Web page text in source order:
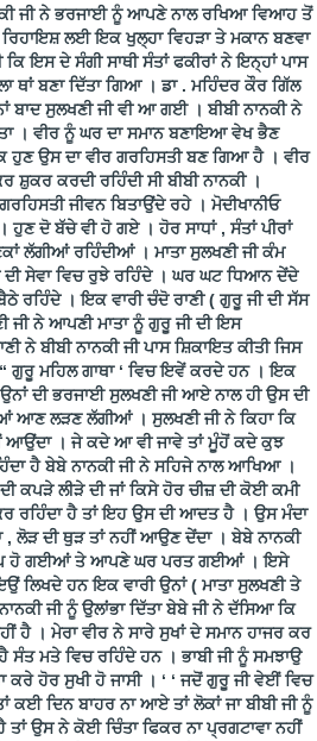
ਜੀ ਨੇ ਭਰਜਾਈ ਨੂੰ ਆਪਣੇ ਨਾਲ ਰਖਿਆ ਵਿਆਹ ਤੋਂ
ਰਿਹਾਇਸ਼ ਲਈ ਇਕ ਖੁਲ੍ਹਾ ਵਿਹੜਾ ਤੇ ਮਕਾਨ ਬਣਵਾ
ਕਿ ਇਸ ਦੇ ਸੰਗੀ ਸਾਥੀ ਸੰਤਾਂ ਫਕੀਰਾਂ ਨੇ ਇਨ੍ਹਾਂ ਪਾਸ
ਥਾਂ ਬਣਾ ਦਿੱਤਾ ਗਿਆ । ਡਾ . ਮਹਿੰਦਰ ਕੌਰ ਗਿੱਲ
ਸੁਲਖਣੀ ਜੀ ਵੀ ਆ ਗਈ । ਬੀਬੀ ਨਾਨਕੀ ਨੇ
। ਵੀਰ ਨੂੰ ਘਰ ਦਾ ਸਮਾਨ ਬਣਾਇਆ ਵੇਖ ਭੈਣ
ਹੁਣ ਉਸ ਦਾ ਵੀਰ ਗਰਹਿਸਤੀ ਬਣ ਗਿਆ ਹੈ । ਵੀਰ
ਕਰਦੀ ਰਹਿੰਦੀ ਸੀ ਬੀਬੀ ਨਾਨਕੀ ।
ਜੀਵਨ ਬਿਤਾਉਂਦੇ ਰਹੇ । ਮੋਦੀਖਾਨੀਓ
ਹੁਣ ਦੋ ਬੱਚੇ ਵੀ ਹੋ ਗਏ । ਹੋਰ ਸਾਧਾਂ , ਸੰਤਾਂ ਪੀਰਾਂ
ਲੱਗੀਆਂ ਰਹਿੰਦੀਆਂ । ਮਾਤਾ ਸੁਲਖਣੀ ਜੀ ਕੰਮ
ਸੇਵਾ ਵਿਚ ਰੁਝੇ ਰਹਿੰਦੇ । ਘਰ ਘਟ ਧਿਆਨ ਦੇਂਦੇ
। ਇਕ ਵਾਰੀ ਚੰਦੋ ਰਾਣੀ ( ਗੁਰੂ ਜੀ ਦੀ ਸੱਸ
ਜੀ ਨੇ ਆਪਣੀ ਮਾਤਾ ਨੂੰ ਗੁਰੂ ਜੀ ਦੀ ਇਸ
ਨੇ ਬੀਬੀ ਨਾਨਕੀ ਜੀ ਪਾਸ ਸ਼ਿਕਾਇਤ ਕੀਤੀ ਜਿਸ
ਗੁਰੂ ਮਹਿਲ ਗਾਥਾ ‘ ਵਿਚ ਇਵੇਂ ਕਰਦੇ ਹਨ । ਇਕ
ਦੀ ਭਰਜਾਈ ਸੁਲਖਣੀ ਜੀ ਆਏ ਨਾਲ ਹੀ ਉਸ ਦੀ
ਆਣ ਲੜਣ ਲੱਗੀਆਂ । ਸੁਲਖਣੀ ਜੀ ਨੇ ਕਿਹਾ ਕਿ
ਆਉਂਦਾ । ਜੇ ਕਦੇ ਆ ਵੀ ਜਾਵੇ ਤਾਂ ਮੂੰਹੋਂ ਕਦੇ ਕੁਝ
ਹੈ ਬੇਬੇ ਨਾਨਕੀ ਜੀ ਨੇ ਸਹਿਜੇ ਨਾਲ ਆਖਿਆ ।
ਦੀ ਕਪੜੇ ਲੀੜੇ ਦੀ ਜਾਂ ਕਿਸੇ ਹੋਰ ਚੀਜ਼ ਦੀ ਕੋਈ ਕਮੀ
ਰਹਿੰਦਾ ਹੈ ਤਾਂ ਇਹ ਉਸ ਦੀ ਆਦਤ ਹੈ । ਉਸ ਮੰਦਾ
, ਲੋੜ ਦੀ ਥੁੜ ਤਾਂ ਨਹੀਂ ਆਉਣ ਦੇਂਦਾ । ਬੇਬੇ ਨਾਨਕੀ
ਚੁਪ ਹੋ ਗਈਆਂ ਤੇ ਆਪਣੇ ਘਰ ਪਰਤ ਗਈਆਂ । ਇਸੇ
ਲਿਖਦੇ ਹਨ ਇਕ ਵਾਰੀ ਉਨਾਂ ( ਮਾਤਾ ਸੁਲਖਣੀ ਤੇ
ਜੀ ਨੂੰ ਉਲਾਂਭਾ ਦਿੱਤਾ ਬੇਬੇ ਜੀ ਨੇ ਦੱਸਿਆ ਕਿ
ਹੈ । ਮੇਰਾ ਵੀਰ ਨੇ ਸਾਰੇ ਸੁਖਾਂ ਦੇ ਸਮਾਨ ਹਾਜਰ ਕਰ
ਸੰਤ ਮਤੇ ਵਿਚ ਰਹਿੰਦੇ ਹਨ । ਭਾਬੀ ਜੀ ਨੂੰ ਸਮਝਾਉ
ਕਰੇ ਹੋਰ ਸੁਖੀ ਹੋ ਜਾਸੀ । ‘ ‘ ਜਦੋਂ ਗੁਰੂ ਜੀ ਵੇਈਂ ਵਿਚ
ਦਿਨ ਬਾਹਰ ਨਾ ਆਏ ਤਾਂ ਲੋਕਾਂ ਜਾ ਬੀਬੀ ਜੀ ਨੂੰ
ਉਸ ਨੇ ਕੋਈ ਚਿੰਤਾ ਫਿਕਰ ਨਾ ਪ੍ਰਗਟਾਵਾ ਨਹੀਂ